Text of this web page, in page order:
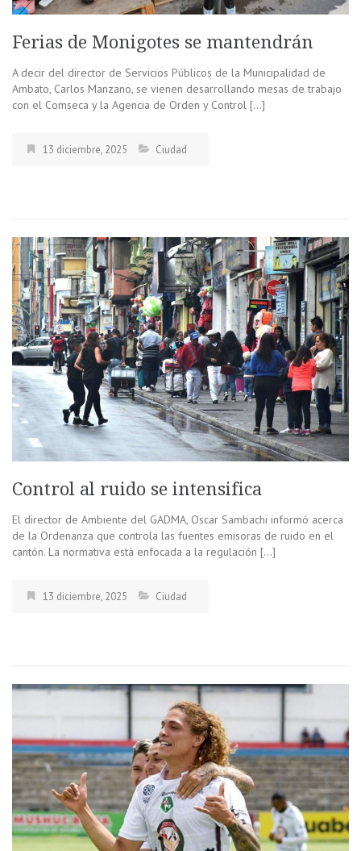
Ferias de Monigotes se mantendrán
A decir del director de Servicios Públicos de la Municipalidad de
Ambato, Carlos Manzano, se vienen desarrollando mesas de trabajo
con el Comseca y la Agencia de Orden y Control […]
13 diciembre, 2025 Ciudad
Control al ruido se intensifica
El director de Ambiente del GADMA, Oscar Sambachi informó acerca
de la Ordenanza que controla las fuentes emisoras de ruido en el
cantón. La normativa está enfocada a la regulación […]
13 diciembre, 2025 Ciudad